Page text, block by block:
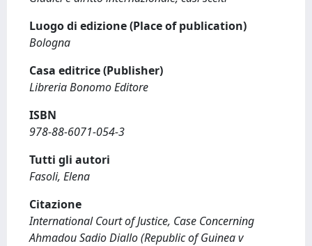
Luogo di edizione (Place of publication)
Bologna
Casa editrice (Publisher)
Libreria Bonomo Editore
ISBN
978-88-6071-054-3
Tutti gli autori
Fasoli, Elena
Citazione
International Court of Justice, Case Concerning
Ahmadou Sadio Diallo (Republic of Guinea v